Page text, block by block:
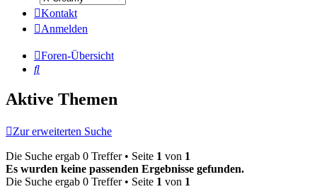
Kontakt
Anmelden
Foren-Übersicht
Suche
Aktive Themen
Zur erweiterten Suche
Die Suche ergab 0 Treffer • Seite 1 von 1
Es wurden keine passenden Ergebnisse gefunden.
Die Suche ergab 0 Treffer • Seite 1 von 1